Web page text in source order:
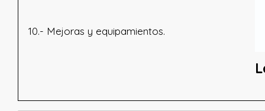
10.- Mejoras y equipamientos.